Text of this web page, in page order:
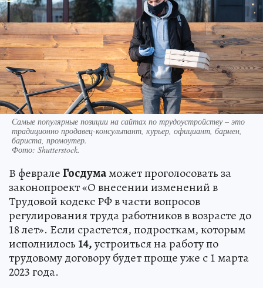
Самые популярные позиции на сайтах по трудоустройству – это
традиционно продавец-консультант, курьер, официант, бармен,
бариста, промоутер.
Фото: Shutterstock.
В февралеГосдумаможет проголосовать за
законопроект «О внесении изменений в
Трудовой кодекс РФ в части вопросов
регулирования труда работников в возрасте до
18 лет». Если срастется, подросткам, которым
исполнилось14,устроиться на работу по
трудовому договору будет проще уже с 1 марта
2023 года.